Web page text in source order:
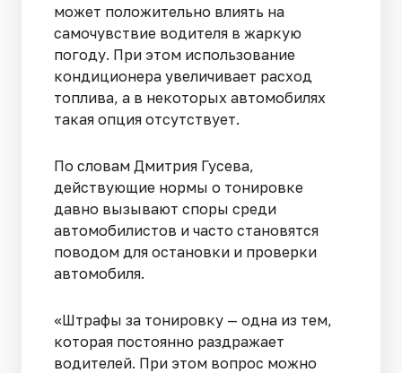
может положительно влиять на
самочувствие водителя в жаркую
погоду. При этом использование
кондиционера увеличивает расход
топлива, а в некоторых автомобилях
такая опция отсутствует.
По словам Дмитрия Гусева,
действующие нормы о тонировке
давно вызывают споры среди
автомобилистов и часто становятся
поводом для остановки и проверки
автомобиля.
«Штрафы за тонировку — одна из тем,
которая постоянно раздражает
водителей. При этом вопрос можно